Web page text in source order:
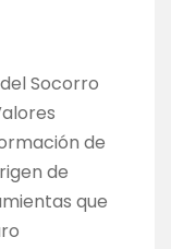
Socorro
de
de
que